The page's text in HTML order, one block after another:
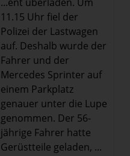
11.15 Uhr fiel der
Polizei der Lastwagen
auf. Deshalb wurde der
Fahrer und der
Mercedes Sprinter auf
einem Parkplatz
genauer unter die Lupe
genommen. Der 56-
jährige Fahrer hatte
Gerüstteile geladen, ...